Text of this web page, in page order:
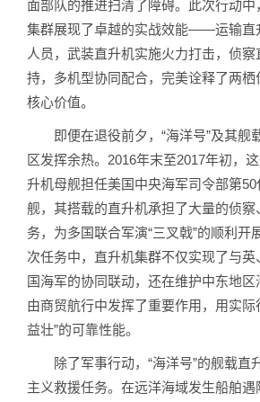
面部队的推进扫清了障碍。此次行动中
集群展现了卓越的实战效能——运输直
人员，武装直升机实施火力打击，侦
持，多机型协同配合，完美诠释了两栖
核心价值。
即便在退役前夕，“海洋号”及其舰
区发挥余热。2016年末至2017年初，
升机母舰担任美国中央海军司令部第
舰，其搭载的直升机承担了大量的侦
务，为多国联合军演“三叉戟”的顺利开
次任务中，直升机集群不仅实现了与
国海军的协同联动，还在维护中东地区
由商贸航行中发挥了重要作用，用实际
益壮”的可靠性能。
除了军事行动，“海洋号”的舰载直
主义救援任务。在远洋海域发生船舶